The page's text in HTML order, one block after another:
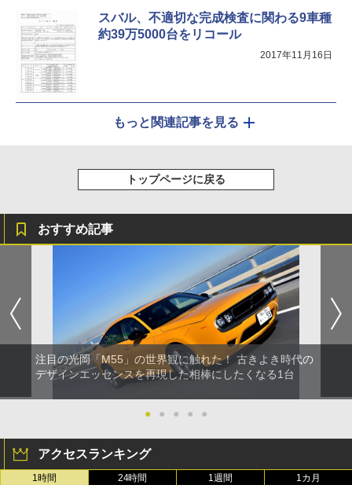
スバル、不適切な完成検査に関わる9車種
約39万5000台をリコール
2017年11月16日
もっと関連記事を見る
トップページに戻る
おすすめ記事
注目の光岡「M55」の世界観に触れた！ 古きよき時代の
デザインエッセンスを再現した相棒にしたくなる1台
● ● ● ● ●
アクセスランキング
1時間 24時間 1週間 1カ月